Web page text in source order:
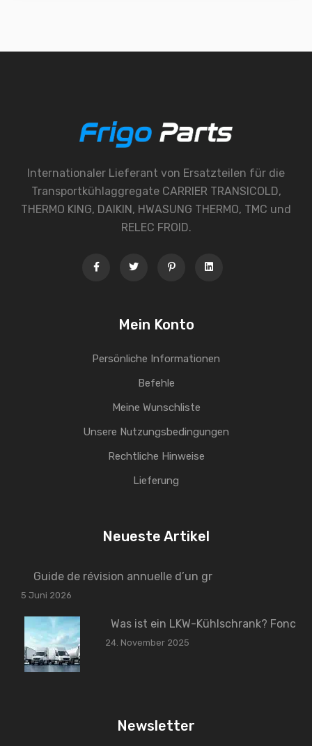
Internationaler Lieferant von Ersatzteilen für die
Transportkühlaggregate CARRIER TRANSICOLD,
THERMO KING, DAIKIN, HWASUNG THERMO, TMC und
RELEC FROID.
Mein Konto
Persönliche Informationen
Befehle
Meine Wunschliste
Unsere Nutzungsbedingungen
Rechtliche Hinweise
Lieferung
Neueste Artikel
Guide de révision annuelle d’un gr
5 Juni 2026
Was ist ein LKW-Kühlschrank? Fonc
24. November 2025
Newsletter